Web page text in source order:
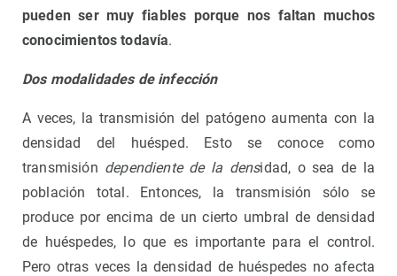
pueden ser muy fiables porque nos faltan muchos
conocimientos todavía.
Dos modalidades de infección
A veces, la transmisión del patógeno aumenta con la
densidad del huésped. Esto se conoce como
transmisión dependientede la densidad, o sea de la
población total. Entonces, la transmisión sólo se
produce por encima de un cierto umbral de densidad
de huéspedes, lo que es importante para el control.
Pero otras veces la densidad de huéspedes no afecta